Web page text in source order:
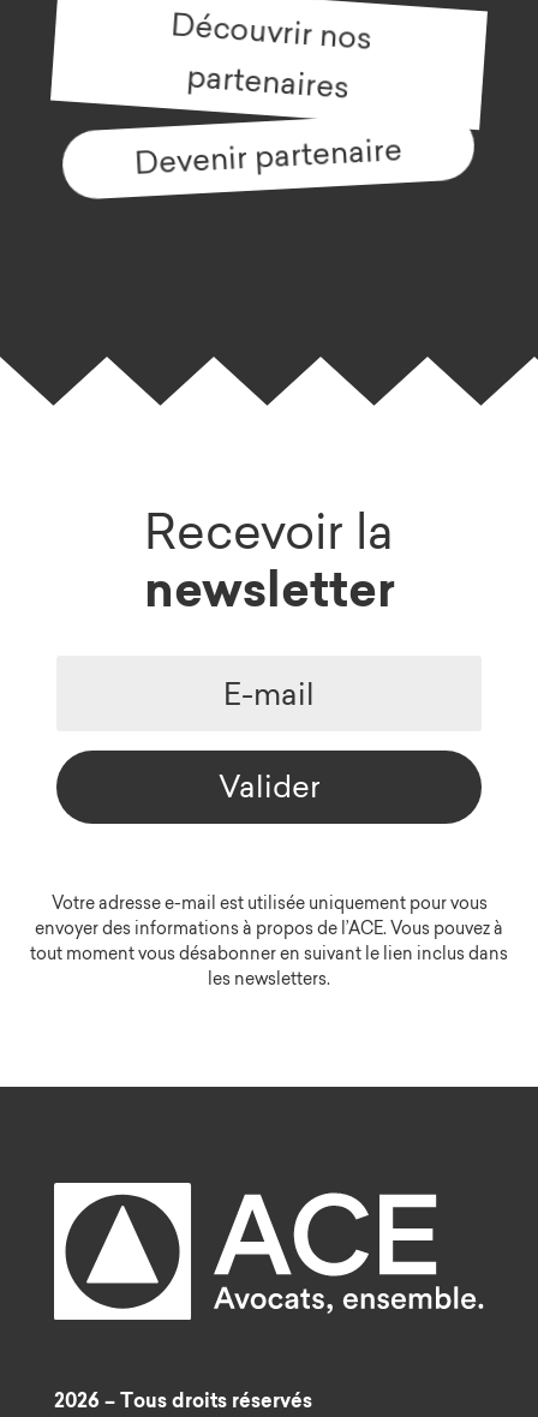
Découvrir nos
partenaires
Devenir partenaire
Recevoir la
newsletter
Valider
Votre adresse e-mail est utilisée uniquement pour vous
envoyer des informations à propos de l’ACE. Vous pouvez à
tout moment vous désabonner en suivant le lien inclus dans
les newsletters.
2026 – Tous droits réservés